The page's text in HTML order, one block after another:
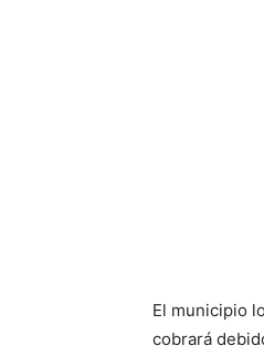
El municipio
cobrará